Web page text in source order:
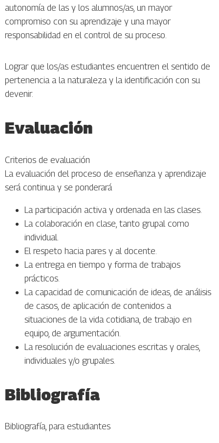
autonomía de las y los alumnos/as, un mayor
compromiso con su aprendizaje y una mayor
responsabilidad en el control de su proceso.
Lograr que los/as estudiantes encuentren el sentido de
pertenencia a la naturaleza y la identificación con su
devenir.
Evaluación
Criterios de evaluación
La evaluación del proceso de enseñanza y aprendizaje
será continua y se ponderará
La participación activa y ordenada en las clases.
La colaboración en clase, tanto grupal como
individual.
El respeto hacia pares y al docente.
La entrega en tiempo y forma de trabajos
prácticos.
La capacidad de comunicación de ideas, de análisis
de casos, de aplicación de contenidos a
situaciones de la vida cotidiana, de trabajo en
equipo, de argumentación.
La resolución de evaluaciones escritas y orales,
individuales y/o grupales.
Bibliografía
Bibliografía, para estudiantes